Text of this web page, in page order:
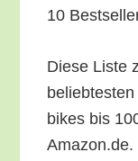
10
Die­se Lis­te
bikes bis